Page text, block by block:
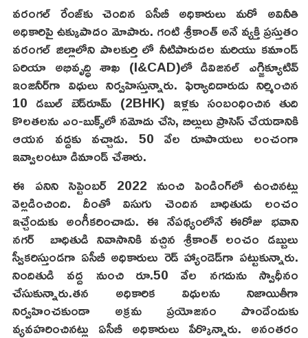
వరంగల్ రేంజ్‌కు చెందిన ఏసీబీ అధికారులు మరో అవినీతి
అధికారిపై ఉక్కుపాదం మోపారు. గంటి శ్రీకాంత్ అనే వ్యక్తి ప్రస్తుతం
వరంగల్ జిల్లాలోని పాలకుర్తి లో నీటిపారుదల మరియు కమాండ్
ఏరియా అభివృద్ధి శాఖ (I&CAD)లో డివిజనల్ ఎగ్జిక్యూటివ్
ఇంజనీర్‌గా విధులు నిర్వహిస్తున్నారు. ఫిర్యాదిదారుడు నిర్మించిన
10 డబుల్ బెడ్‌రూమ్ (2BHK) ఇళ్లకు సంబంధించిన తుది
కొలతలను ఎం-బుక్స్‌లో నమోదు చేసి, బిల్లులు ప్రాసెస్ చేయడానికి
ఆయన వద్దకు వచ్చాడు. 50 వేల రూపాయలు లంచంగా
ఇవ్వాలంటూ డిమాండ్ చేశారు.
ఈ పనిని సెప్టెంబర్ 2022 నుంచి పెండింగ్‌లో ఉంచినట్లు
వెల్లడించింది. దీంతో విసుగు చెందిన బాధితుడు లంచం
ఇచ్చేందుకు అంగీకరించాడు. ఈ నేపథ్యంలోనే ఈరోజు భవాని
నగర్ బాధితుడి నివాసానికి వచ్చిన శ్రీకాంత్ లంచం డబ్బులు
స్వీకరిస్తుండగా ఏసీబీ అధికారులు రెడ్ హ్యాండెడ్‌గా పట్టుకున్నారు.
నిందితుడి వద్ద నుంచి రూ.50 వేల నగదును స్వాధీనం
చేసుకున్నారు.తన అధికారిక విధులను నిజాయితీగా
నిర్వహించకుండా అక్రమ ప్రయోజనం పొందేందుకు
వ్యవహరించినట్లు ఏసీబీ అధికారులు పేర్కొన్నారు. అనంతరం